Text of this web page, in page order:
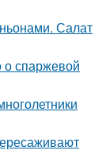
Салат
спаржевой